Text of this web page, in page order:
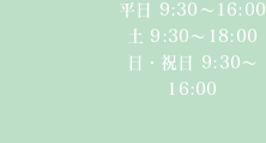
平日 9:30〜16:00
​​土 9:30〜18:00​
日・祝日 9:30〜
16:00